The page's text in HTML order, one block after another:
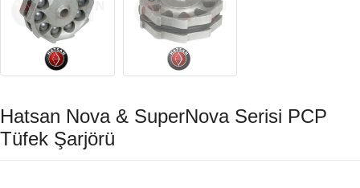
Hatsan Nova & SuperNova Serisi PCP
Tüfek Şarjörü